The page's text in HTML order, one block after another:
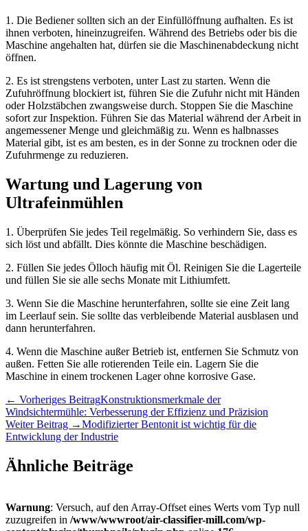
1. Die Bediener sollten sich an der Einfüllöffnung aufhalten. Es ist
ihnen verboten, hineinzugreifen. Während des Betriebs oder bis die
Maschine angehalten hat, dürfen sie die Maschinenabdeckung nicht
öffnen.
2. Es ist strengstens verboten, unter Last zu starten. Wenn die
Zufuhröffnung blockiert ist, führen Sie die Zufuhr nicht mit Händen
oder Holzstäbchen zwangsweise durch. Stoppen Sie die Maschine
sofort zur Inspektion. Führen Sie das Material während der Arbeit in
angemessener Menge und gleichmäßig zu. Wenn es halbnasses
Material gibt, ist es am besten, es in der Sonne zu trocknen oder die
Zufuhrmenge zu reduzieren.
Wartung und Lagerung von
Ultrafeinmühlen
1. Überprüfen Sie jedes Teil regelmäßig. So verhindern Sie, dass es
sich löst und abfällt. Dies könnte die Maschine beschädigen.
2. Füllen Sie jedes Ölloch häufig mit Öl. Reinigen Sie die Lagerteile
und füllen Sie sie alle sechs Monate mit Lithiumfett.
3. Wenn Sie die Maschine herunterfahren, sollte sie eine Zeit lang
im Leerlauf sein. Sie sollte das verbleibende Material ausblasen und
dann herunterfahren.
4. Wenn die Maschine außer Betrieb ist, entfernen Sie Schmutz von
außen. Fetten Sie alle rotierenden Teile ein. Lagern Sie die
Maschine in einem trockenen Lager ohne korrosive Gase.
← Vorheriges BeitragKonstruktionsmerkmale der
Windsichtermühle: Verbesserung der Effizienz und Präzision
Weiter Beitrag →Modifizierter Bentonit ist wichtig für die
Entwicklung der Industrie
Ähnliche Beiträge
Warnung: Versuch, auf den Array-Offset eines Werts vom Typ null
zuzugreifen in /www/wwwroot/air-classifier-mill.com/wp-